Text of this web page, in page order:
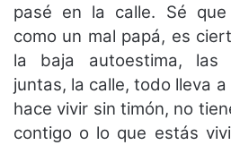
pasé en la calle. Sé
como un mal papá, es
la baja autoestima, las
juntas, la calle, todo lleva
hace vivir sin timón, no
contigo o lo que estás